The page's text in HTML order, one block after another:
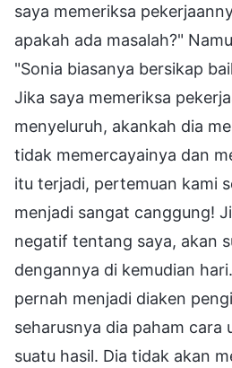
saya memeriksa
apakah ada masalah?"
"Sonia biasanya bersikap
Jika saya memeriksa
menyeluruh, akankah dia
tidak memercayainya dan
itu terjadi, pertemuan kami
menjadi sangat canggung!
negatif tentang saya, akan
dengannya di kemudian
pernah menjadi diaken
seharusnya dia paham cara
suatu hasil. Dia tidak akan